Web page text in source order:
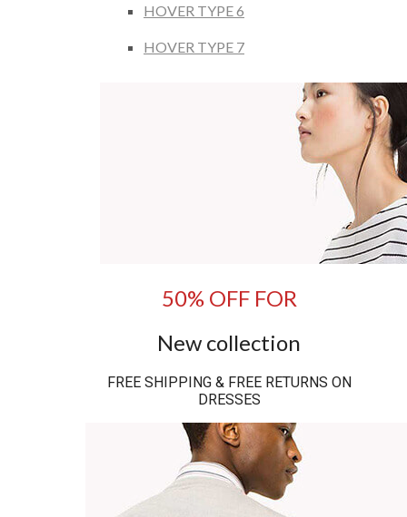
HOVER TYPE 6
HOVER TYPE 7
50% OFF FOR
New collection
FREE SHIPPING & FREE RETURNS ON
DRESSES